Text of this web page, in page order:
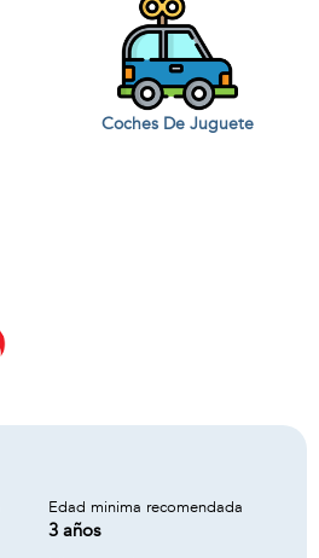
Coches De Juguete
Edad minima recomendada
3 años